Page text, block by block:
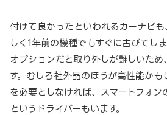
付けて良かったといわれるカーナビ
しく1年前の機種でもすぐに古びてし
オプションだと取り外しが難しいた
す。むしろ社外品のほうが高性能かも
を必要としなければ、スマートフォ
というドライバーもいます。